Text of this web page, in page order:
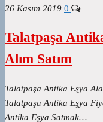
26 Kasım 2019 0
Talatpaşa
Alım Satım
Talatpaşa Antika Eşya
Talatpaşa Antika Eşya
Antika Eşya Satmak…